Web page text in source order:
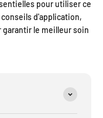
pour utiliser ce
d'application,
le meilleur soin